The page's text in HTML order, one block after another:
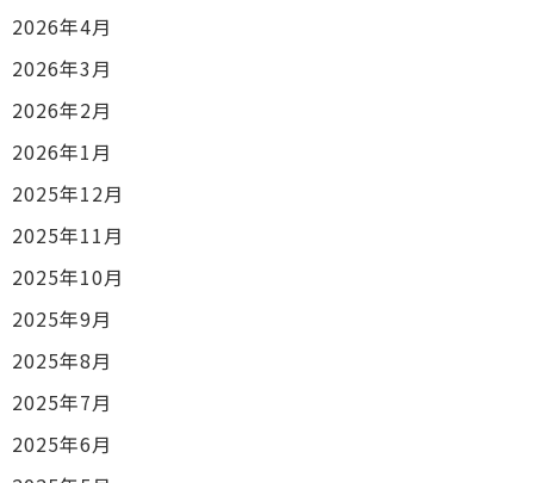
2026年4月
2026年3月
2026年2月
2026年1月
2025年12月
2025年11月
2025年10月
2025年9月
2025年8月
2025年7月
2025年6月